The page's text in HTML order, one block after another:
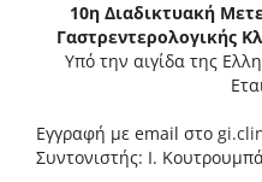
10η Διαδικτυακή
Γαστρεντερολογικής
Υπό την αιγίδα της
Εγγραφή με email στο
Συντονιστής: Ι.